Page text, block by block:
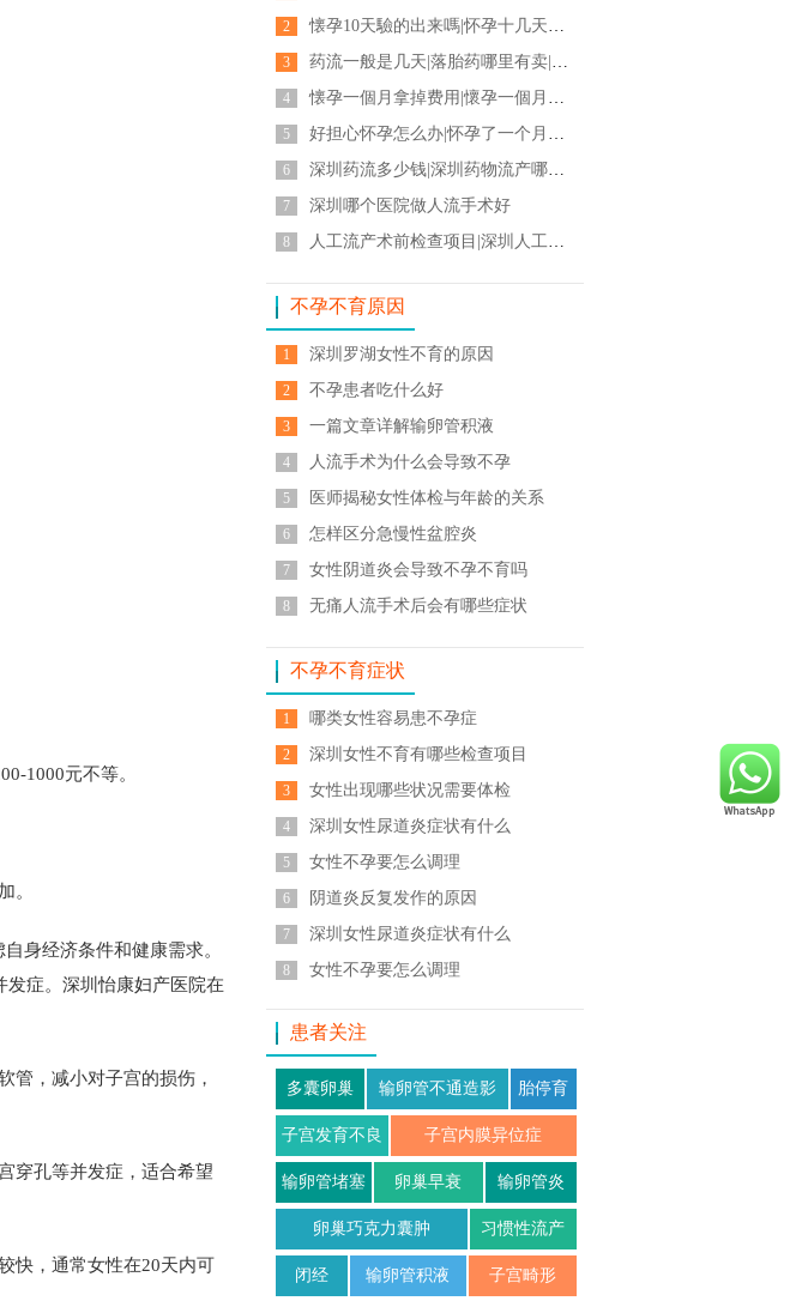
1000元不等。
。
身经济条件和健康需求。
症。深圳怡康妇产医院在
，减小对子宫的损伤，
穿孔等并发症，适合希望
快，通常女性在20天内可
2 懐孕10天驗的出来嗎|怀孕十几天想打掉|怀孕多少周可以吃药流物流产吗
3 药流一般是几天|落胎药哪里有卖|吃药流产后几天多久能流干净
4 懐孕一個月拿掉费用|懷孕一個月驗的出来嗎|刚怀孕了一个月可以吃药能去打掉吗
5 好担心怀孕怎么办|怀孕了一个月可以吃药打掉吗|刚怀孕吃什么可以流产
6 深圳药流多少钱|深圳药物流产哪里好|深圳人工流產醫院
7 深圳哪个医院做人流手术好
8 人工流产术前检查项目|深圳人工流產醫院|人工流產注意事項
不孕不育原因
1 深圳罗湖女性不育的原因
2 不孕患者吃什么好
3 一篇文章详解输卵管积液
4 人流手术为什么会导致不孕
5 医师揭秘女性体检与年龄的关系
6 怎样区分急慢性盆腔炎
7 女性阴道炎会导致不孕不育吗
8 无痛人流手术后会有哪些症状
不孕不育症状
1 哪类女性容易患不孕症
2 深圳女性不育有哪些检查项目
3 女性出现哪些状况需要体检
4 深圳女性尿道炎症状有什么
5 女性不孕要怎么调理
6 阴道炎反复发作的原因
7 深圳女性尿道炎症状有什么
8 女性不孕要怎么调理
患者关注
多囊卵巢 输卵管不通造影 胎停育
子宫发育不良 子宫内膜异位症
输卵管堵塞 卵巢早衰 输卵管炎
卵巢巧克力囊肿 习惯性流产
闭经 输卵管积液 子宫畸形